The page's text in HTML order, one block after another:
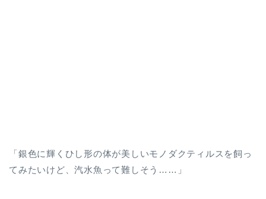
「銀色に輝くひし形の体が美しいモノダクティルスを飼っ
てみたいけど、汽水魚って難しそう……」